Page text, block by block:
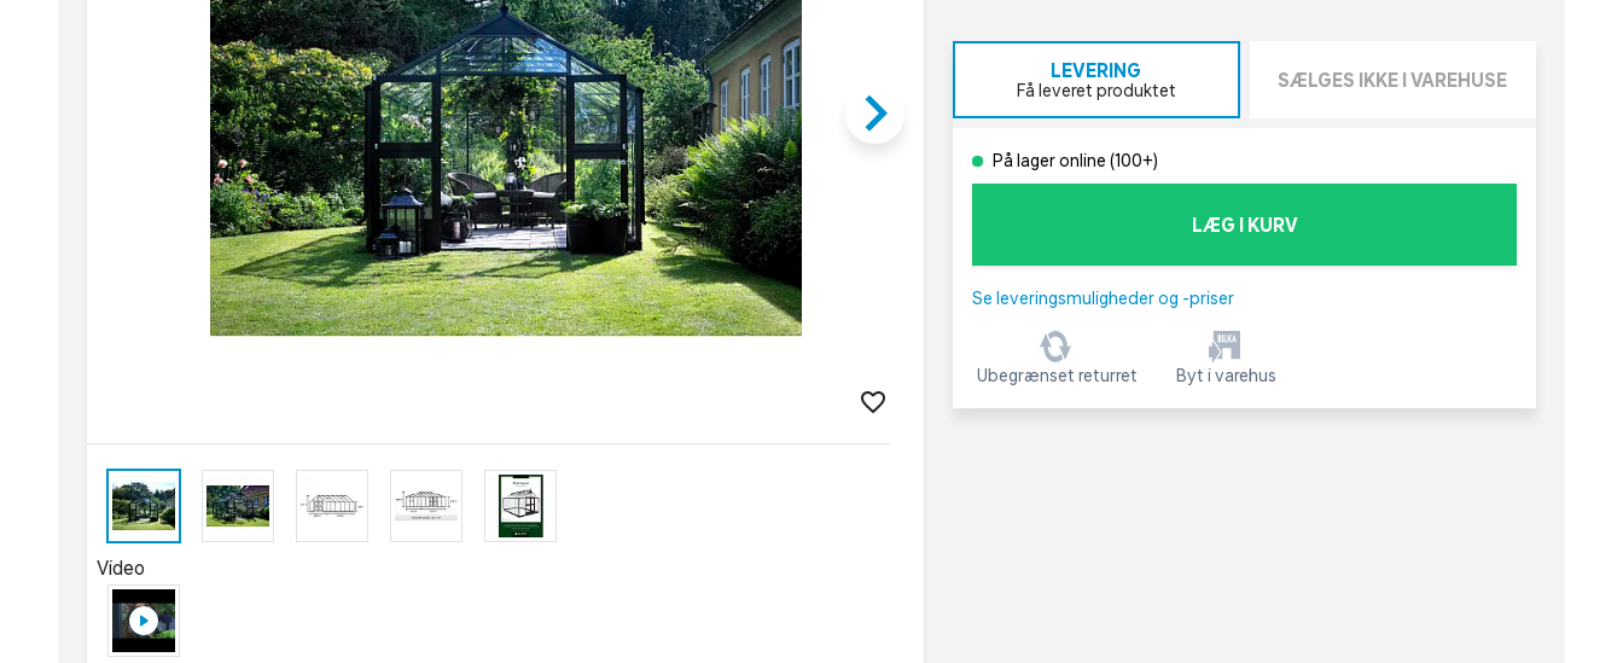
keyboard_arrow_right
Video
LEVERING
Få leveret produktet SÆLGES IKKE I VAREHUSE
På lager online (100+)
LÆG I KURV
Se leveringsmuligheder og -priser
Ubegrænset returret Byt i varehus